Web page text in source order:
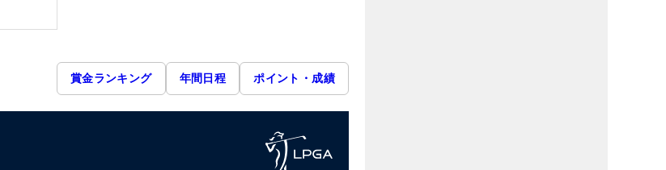
賞金ランキング 年間日程 ポイント・成績